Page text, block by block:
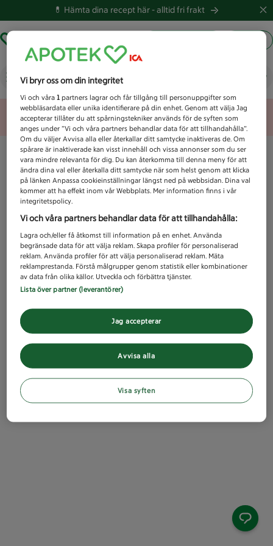
💊 Hämta dina recept här -alltid fri frakt
Vad letar du efter idag?
Unknown error
Vi bryr oss om din integritet
Vi och våra1 partners lagrar och får tillgång till personuppgifter som
webbläsardata eller unika identifierare på din enhet. Genom att välja Jag
accepterar tillåter du att spårningstekniker används för de syften som
anges under ”Vi och våra partners behandlar data för att tillhandahålla”.
Om du väljer Avvisa alla eller återkallar ditt samtycke inaktiveras de. Om
spårare är inaktiverade kan visst innehåll och vissa annonser som du ser
vara mindre relevanta för dig. Du kan återkomma till denna meny för att
ändra dina val eller återkalla ditt samtycke när som helst genom att klicka
på länken Anpassa cookieinställningar längst ned på webbsidan. Dina val
kommer att ha effekt inom vår Webbplats. Mer information finns i vår
integritetspolicy.
Vi och våra partners behandlar data för att tillhandahålla:
Lagra och/eller få åtkomst till information på en enhet. Använda
begränsade data för att välja reklam. Skapa profiler för personaliserad
reklam. Använda profiler för att välja personaliserad reklam. Mäta
reklamprestanda. Förstå målgrupper genom statistik eller kombinationer
av data från olika källor. Utveckla och förbättra tjänster.
Lista över partner (leverantörer)
Avvisa alla
Jag accepterar
Visa syften